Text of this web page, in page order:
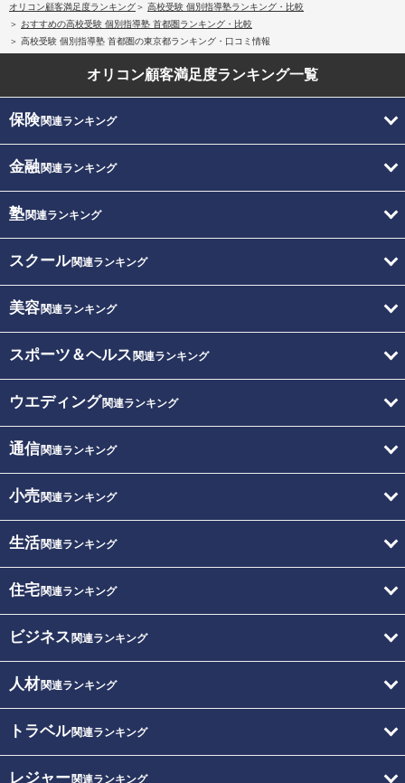
オリコン顧客満足度ランキング
高校受験 個別指導塾ランキング・比較
おすすめの高校受験 個別指導塾 首都圏ランキング・比較
高校受験 個別指導塾 首都圏の東京都ランキング・口コミ情報
オリコン顧客満足度ランキング一覧
保険関連ランキング
金融関連ランキング
塾関連ランキング
スクール関連ランキング
美容関連ランキング
スポーツ＆ヘルス 関連ランキング
ウエディング関連ランキング
通信関連ランキング
小売関連ランキング
生活関連ランキング
住宅関連ランキング
ビジネス 関連ランキング
人材関連ランキング
トラベル関連ランキング
レジャー関連ランキング